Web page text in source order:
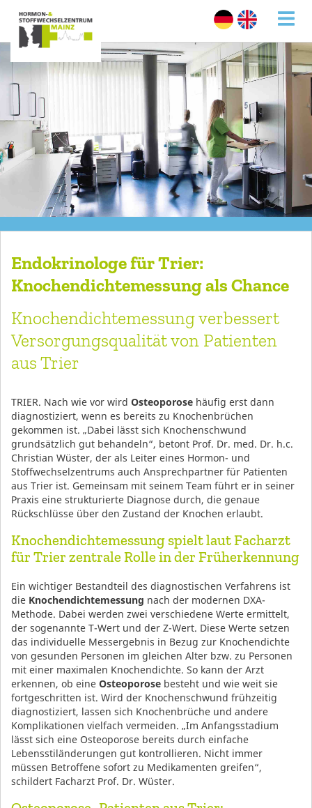
Endokrinologe für Trier:
Knochendichtemessung als Chance
Knochendichtemessung verbessert
Versorgungsqualität von Patienten
aus Trier
TRIER. Nach wie vor wird Osteoporose häufig erst dann
diagnostiziert, wenn es bereits zu Knochenbrüchen
gekommen ist. „Dabei lässt sich Knochenschwund
grundsätzlich gut behandeln“, betont Prof. Dr. med. Dr. h.c.
Christian Wüster, der als Leiter eines Hormon- und
Stoffwechselzentrums auch Ansprechpartner für Patienten
aus Trier ist. Gemeinsam mit seinem Team führt er in seiner
Praxis eine strukturierte Diagnose durch, die genaue
Rückschlüsse über den Zustand der Knochen erlaubt.
Knochendichtemessung spielt laut Facharzt
für Trier zentrale Rolle in der Früherkennung
Ein wichtiger Bestandteil des diagnostischen Verfahrens ist
die Knochendichtemessung nach der modernen DXA-
Methode. Dabei werden zwei verschiedene Werte ermittelt,
der sogenannte T-Wert und der Z-Wert. Diese Werte setzen
das individuelle Messergebnis in Bezug zur Knochendichte
von gesunden Personen im gleichen Alter bzw. zu Personen
mit einer maximalen Knochendichte. So kann der Arzt
erkennen, ob eine Osteoporose besteht und wie weit sie
fortgeschritten ist. Wird der Knochenschwund frühzeitig
diagnostiziert, lassen sich Knochenbrüche und andere
Komplikationen vielfach vermeiden. „Im Anfangsstadium
lässt sich eine Osteoporose bereits durch einfache
Lebensstiländerungen gut kontrollieren. Nicht immer
müssen Betroffene sofort zu Medikamenten greifen“,
schildert Facharzt Prof. Dr. Wüster.